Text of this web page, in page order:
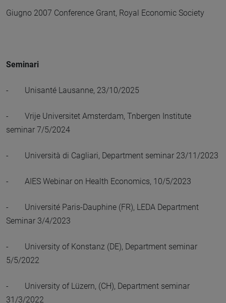
Giugno 2007 Conference Grant, Royal Economic Society
Seminari
- Unisanté Lausanne, 23/10/2025
- Vrije Universitet Amsterdam, Tnbergen Institute
seminar 7/5/2024
- Università di Cagliari, Department seminar 23/11/2023
- AIES Webinar on Health Economics, 10/5/2023
- Université Paris-Dauphine (FR), LEDA Department
Seminar 3/4/2023
- University of Konstanz (DE), Department seminar
5/5/2022
- University of Lüzern, (CH), Department seminar
31/3/2022